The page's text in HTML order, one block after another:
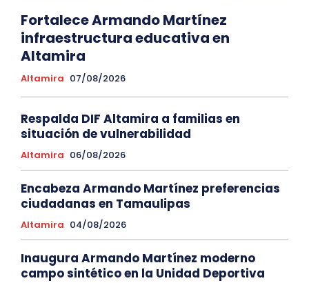
Fortalece Armando Martínez
infraestructura educativa en
Altamira
Altamira 07/08/2026
Respalda DIF Altamira a familias en
situación de vulnerabilidad
Altamira 06/08/2026
Encabeza Armando Martínez preferencias
ciudadanas en Tamaulipas
Altamira 04/08/2026
Inaugura Armando Martínez moderno
campo sintético en la Unidad Deportiva